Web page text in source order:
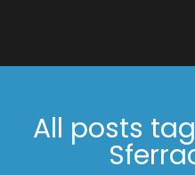
All posts